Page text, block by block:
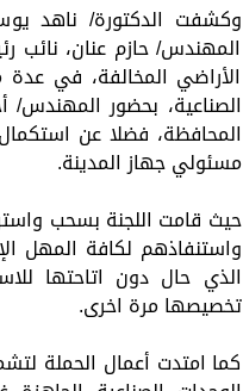
وكشفت الدكتورة/ ناهد
المهندس/ حازم عنان،
الأراضي المخالفة، في
الصناعية، بحضور
المحافظة، فضلا عن
مسئولي جهاز المدينة.
حيث قامت اللجنة بسحب
واستنفاذهم لكافة المهل
الذي حال دون اتاحتها
تخصيصها مرة اخرى.
كما امتدت أعمال الحملة